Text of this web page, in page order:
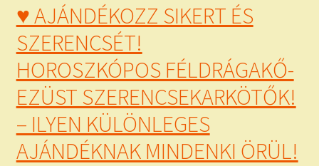
♥ AJÁNDÉKOZZ SIKERT ÉS
SZERENCSÉT!
HOROSZKÓPOS FÉLDRÁGAKŐ-
EZÜST SZERENCSEKARKÖTŐK!
– ILYEN KÜLÖNLEGES
AJÁNDÉKNAK MINDENKI ÖRÜL!